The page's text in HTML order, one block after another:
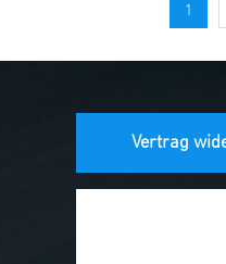
1
Vertrag